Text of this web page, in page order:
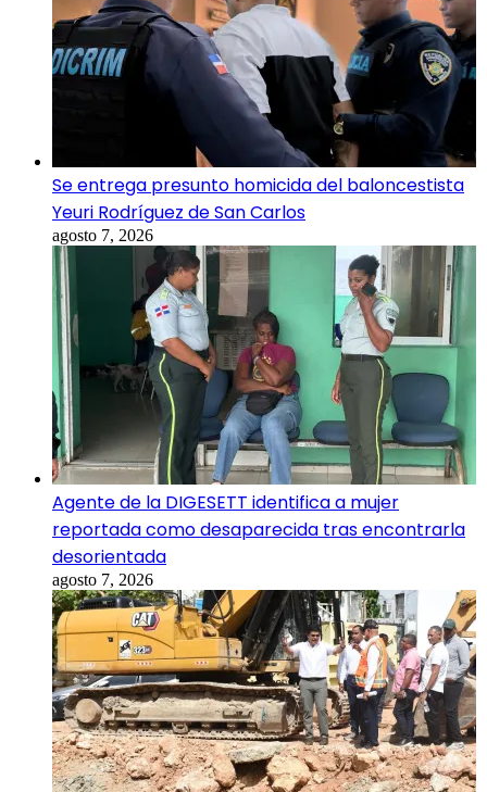
Se entrega presunto homicida del baloncestista
Yeuri Rodríguez de San Carlos
agosto 7, 2026
Agente de la DIGESETT identifica a mujer
reportada como desaparecida tras encontrarla
desorientada
agosto 7, 2026